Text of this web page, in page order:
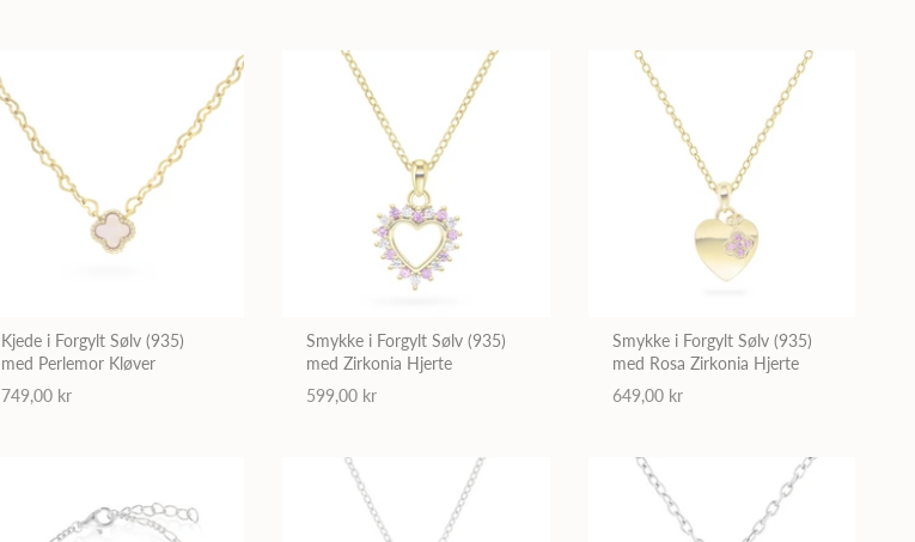
Kjede i Forgylt Sølv (935)
med Perlemor Kløver
749,00 kr
Smykke i Forgylt Sølv (935)
med Zirkonia Hjerte
599,00 kr
Smykke i Forgylt Sølv (935)
med Rosa Zirkonia Hjerte
649,00 kr